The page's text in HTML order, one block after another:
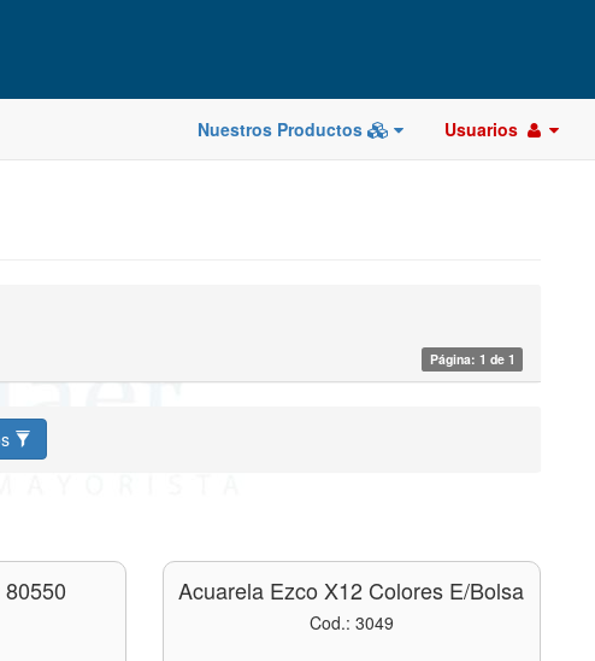
Nuestros Productos Usuarios
Página: 1 de 1
Acuarela Ezco X12 Colores E/bolsa
Cod.: 3049